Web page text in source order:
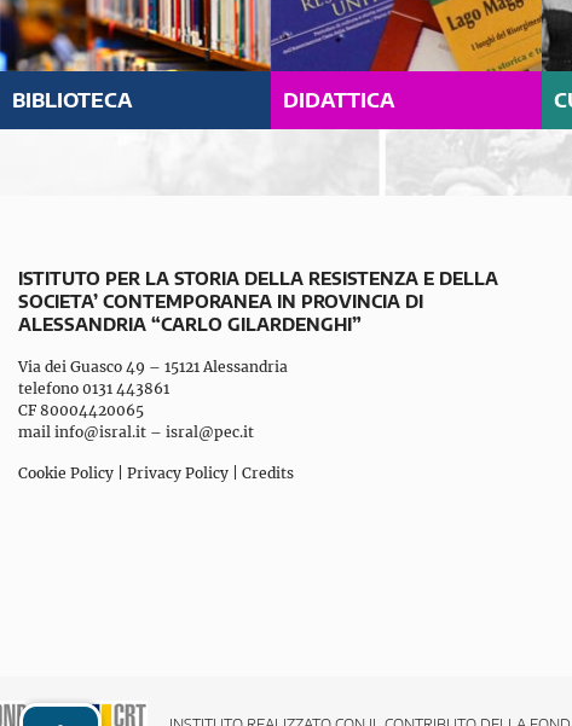
BIBLIOTECA DIDATTICA
ISTITUTO PER LA STORIA DELLA RESISTENZA E DELLA
SOCIETA’ CONTEMPORANEA IN PROVINCIA DI
ALESSANDRIA “CARLO GILARDENGHI”
Via dei Guasco 49 – 15121 Alessandria
telefono 0131 443861
CF 80004420065
mail info@isral.it – isral@pec.it
Cookie Policy Privacy Policy Credits